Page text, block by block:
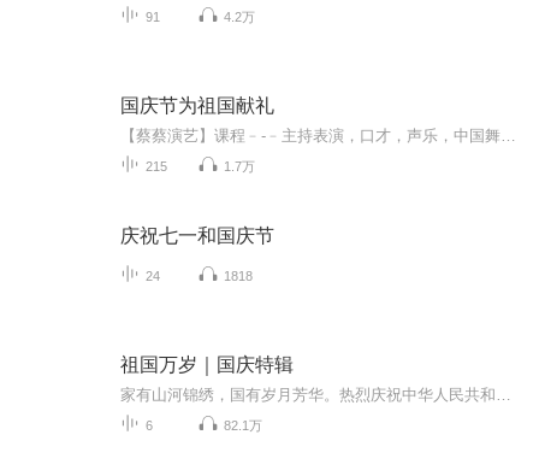
91 4.2万
国庆节为祖国献礼
215 1.7万
庆祝七一和国庆节
24 1818
祖国万岁｜国庆特辑
6 82.1万